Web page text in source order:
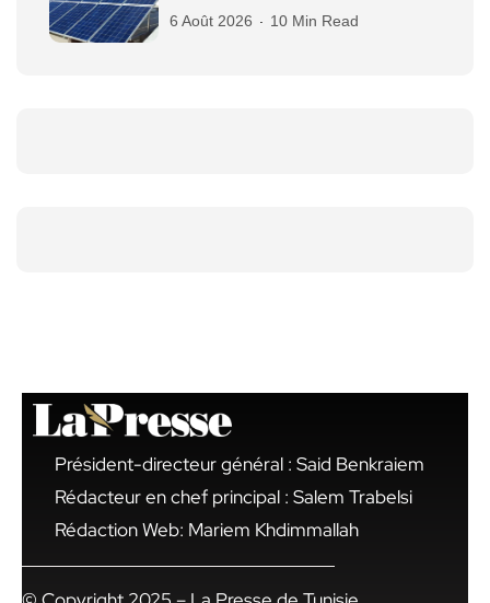
6 Août 2026 10 Min Read
Président-directeur général : Said Benkraiem
Rédacteur en chef principal : Salem Trabelsi
Rédaction Web: Mariem Khdimmallah